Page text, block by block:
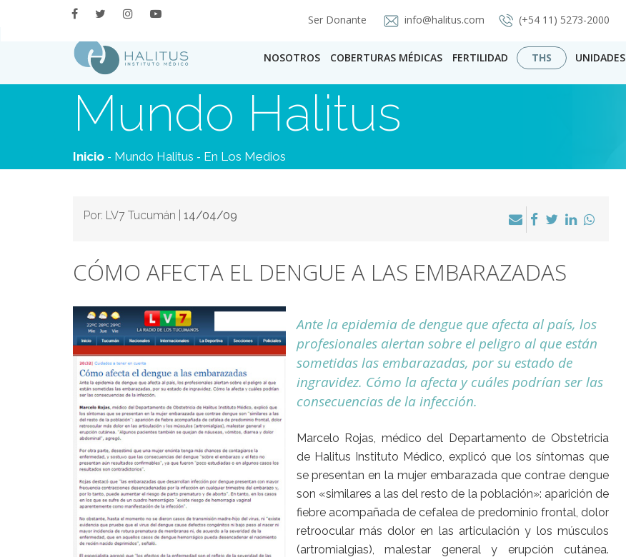
Ser Donante info@halitus.com (+54 11) 5273-2000
NOSOTROS COBERTURAS MÉDICAS FERTILIDAD THS UNIDADES
Mundo Halitus
Inicio - Mundo Halitus - En Los Medios
Por: LV7 Tucumán | 14/04/09
CÓMO AFECTA EL DENGUE A LAS EMBARAZADAS
Ante la epidemia de dengue que afecta al país, los
profesionales alertan sobre el peligro al que están
sometidas las embarazadas, por su estado de
ingravidez. Cómo la afecta y cuáles podrían ser las
consecuencias de la infección.
Marcelo Rojas, médico del Departamento de Obstetricia
de Halitus Instituto Médico, explicó que los síntomas que
se presentan en la mujer embarazada que contrae dengue
son «similares a las del resto de la población»: aparición de
fiebre acompañada de cefalea de predominio frontal, dolor
retroocular más dolor en las articulación y los músculos
(artromialgias), malestar general y erupción cutánea.